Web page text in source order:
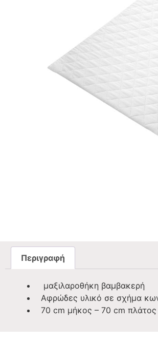
Περιγραφή
μαξιλαροθήκη βαμβακερή
Αφρώδες υλικό σε σχήμα
70 cm μήκος – 70 cm